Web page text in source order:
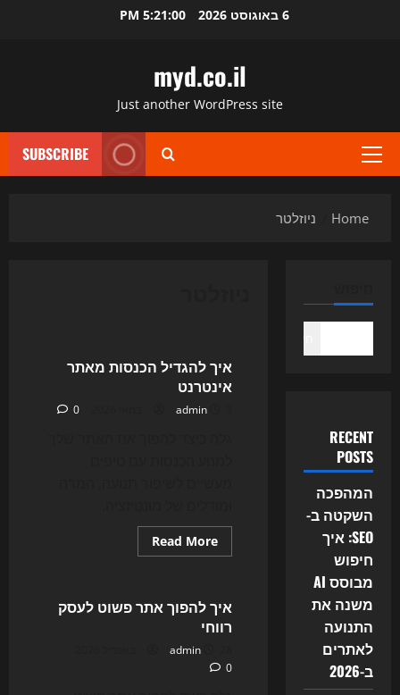
6 באוגוסט 2026 5:21:01 PM
myd.co.il
Just another WordPress site
Primary
SUBSCRIBE
Home ניוזלטר
איך להגדיל הכנסות מאתר
אינטרנט
admin
0
Read More
more
הכנסות
מאתר
Uncategorized
איך להפוך אתר פשוט לעסק
רווחי
admin
0
RECENT
POSTS
המהפכה
השקטה ב-
SEO: איך
חיפוש
מבוסס AI
משנה את
התנועה
לאתרים
ב-2026